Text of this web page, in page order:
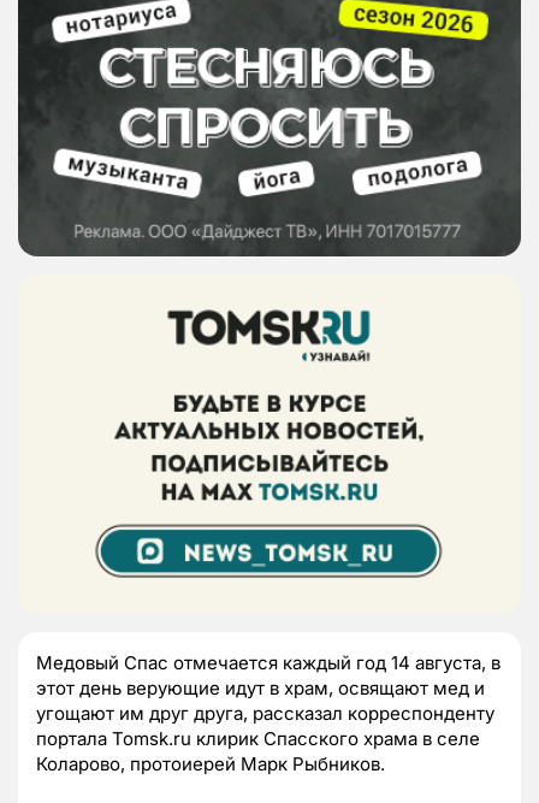
Медовый Спас отмечается каждый год 14 августа, в
этот день верующие идут в храм, освящают мед и
угощают им друг друга, рассказал корреспонденту
портала Tomsk.ru клирик Спасского храма в селе
Коларово, протоиерей Марк Рыбников.